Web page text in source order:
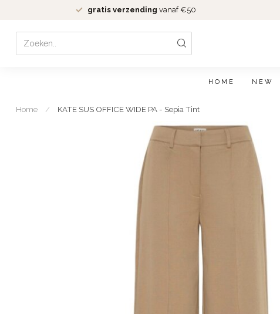
gratis verzending vanaf €50
HOME NEW
Home / KATE SUS OFFICE WIDE PA - Sepia Tint